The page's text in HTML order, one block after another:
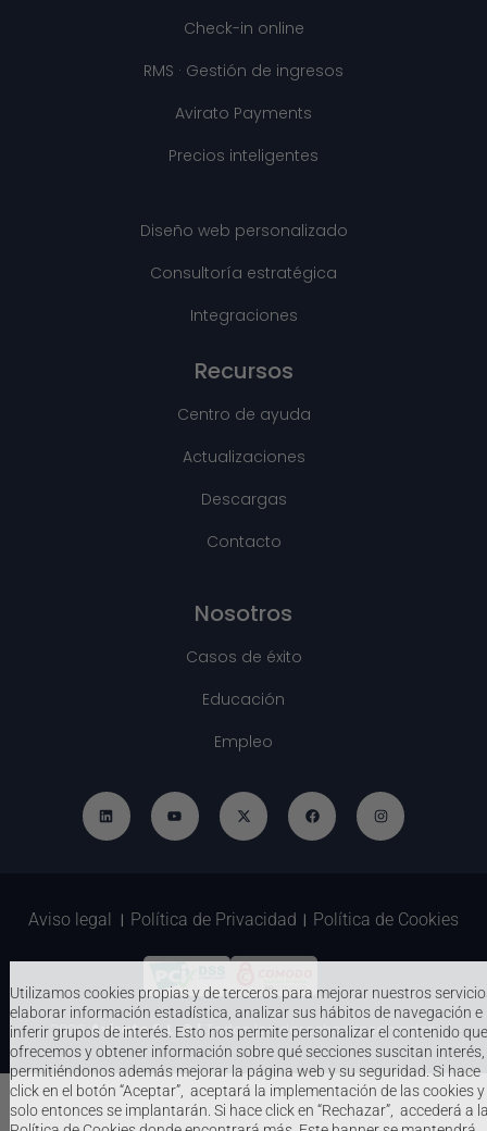
Check-in online
RMS · Gestión de ingresos
Avirato Payments
Precios inteligentes
Diseño web personalizado
Consultoría estratégica
Integraciones
Recursos
Centro de ayuda
Actualizaciones
Descargas
Contacto
Nosotros
Casos de éxito
Educación
Empleo
Aviso legal | Política de Privacidad | Política de Cookies
2026Avirato S.L. © |Todos los derechos reservados.
Utilizamos cookies propias y de terceros para mejorar nuestros
elaborar información estadística, analizar sus hábitos de navegación e
inferir grupos de interés. Esto nos permite personalizar el contenido que
ofrecemos y obtener información sobre qué secciones suscitan interés,
permitiéndonos además mejorar la página web y su seguridad. Si hace
click en el botón “Aceptar”, aceptará la implementación de las cookies y
solo entonces se implantarán. Si hace click en “Rechazar”, accederá a